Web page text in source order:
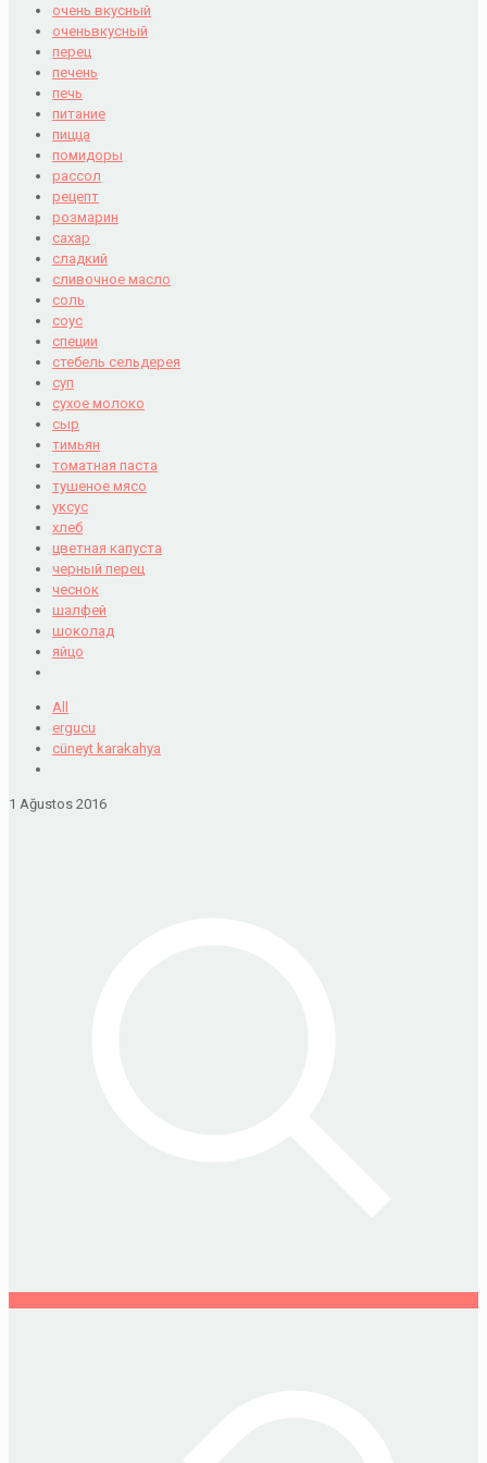
очень вкусный
оченьвкусный
перец
печень
печь
питание
пицца
помидоры
рассол
рецепт
розмарин
сахар
сладкий
сливочное масло
соль
соус
специи
стебель сельдерея
суп
сухое молоко
сыр
тимьян
томатная паста
тушеное мясо
уксус
хлеб
цветная капуста
черный перец
чеснок
шалфей
шоколад
яйцо
All
ergucu
cüneyt karakahya
1 Ağustos 2016